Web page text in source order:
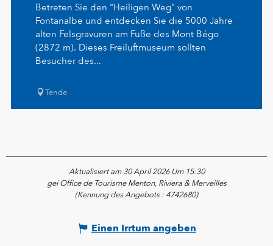
Betreten Sie den "Heiligen Weg" von
Fontanalbe und entdecken Sie die 5000 Jahre
alten Felsgravuren am Fuße des Mont Bégo
(2872 m). Dieses Freiluftmuseum sollten
Besucher des...
Tende
Aktualisiert am 30 April 2026 Um 15:30
gei Office de Tourisme Menton, Riviera & Merveilles
(Kennung des Angebots : 4742680)
Einen Irrtum angeben